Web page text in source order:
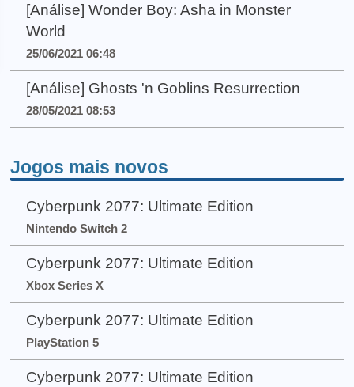
[Análise] Wonder Boy: Asha in Monster
World
25/06/2021 06:48
[Análise] Ghosts 'n Goblins Resurrection
28/05/2021 08:53
Jogos mais novos
Cyberpunk 2077: Ultimate Edition
Nintendo Switch 2
Cyberpunk 2077: Ultimate Edition
Xbox Series X
Cyberpunk 2077: Ultimate Edition
PlayStation 5
Cyberpunk 2077: Ultimate Edition